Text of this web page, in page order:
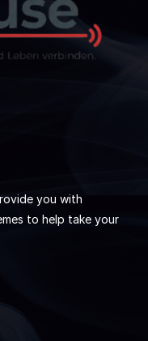
you with
to help take your